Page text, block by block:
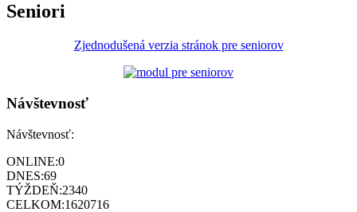
Seniori
Zjednodušená verzia stránok pre seniorov
Návštevnosť
Návštevnosť:
ONLINE:0
DNES:69
TÝŽDEŇ:2340
CELKOM:1620716